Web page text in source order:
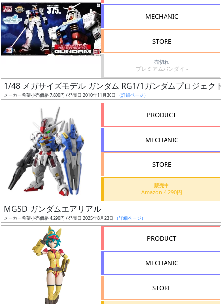
ー
ド
検
索
グ
レ
ル
MECHANIC
STORE
売切れ
プレミアムバンダイ -
1/48 メガサイズモデル ガンダム RG1/1ガンダムプロジェク
メーカー希望小売価格 7,800円 / 発売日 2010年11月30日 （詳細ページ）
PRODUCT
MECHANIC
STORE
販売中
Amazon 4,290円
MGSD ガンダムエアリアル
メーカー希望小売価格 4,290円 / 発売日 2025年8月23日 （詳細ページ）
PRODUCT
MECHANIC
STORE